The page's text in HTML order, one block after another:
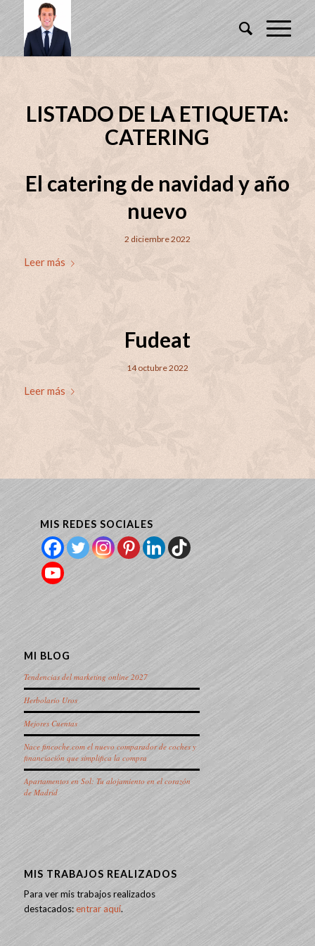
LISTADO DE LA ETIQUETA:
CATERING
El catering de navidad y año
nuevo
2 diciembre 2022
Leer más
Fudeat
14 octubre 2022
Leer más
MIS REDES SOCIALES
MI BLOG
Tendencias del marketing online 2027
Herbolario Uros
Mejores Cuentas
Nace fincoche.com el nuevo comparador de coches y
financiación que simplifica la compra
Apartamentos en Sol: Tu alojamiento en el corazón
de Madrid
MIS TRABAJOS REALIZADOS
Para ver mis trabajos realizados
destacados:entrar aquí.